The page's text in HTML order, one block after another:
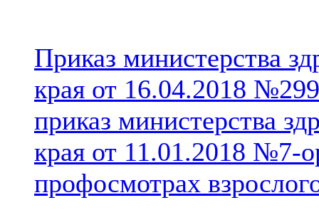
Приказ министерства
края от 16.04.2018
приказ министерства
края от 11.01.2018 №7-
профосмотрах